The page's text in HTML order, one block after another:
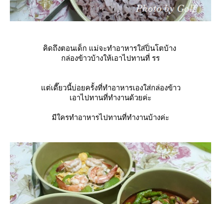
คิดถึงตอนเด็ก แม่จะทำอาหารใส่ปิ่นโตบ้าง
กล่องข้าวบ้างให้เอาไปทานที่ รร
ต่เดี๊ยวนี้บ่อยครั้งที่ทำอาหารเองใส่กล่องข้าว
เอาไปทานที่ทำงานด้วยค่ะ
มีใครทำอาหารไปทานที่ทำงานบ้างค่ะ